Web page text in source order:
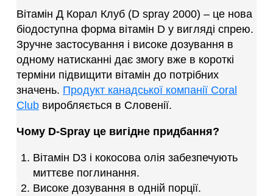
Вітамін Д Корал Клуб (D spray 2000) – це нова
біодоступна форма вітамін D у вигляді спрею.
Зручне застосування і високе дозування в
одному натисканні дає змогу вже в короткі
терміни підвищити вітамін до потрібних
значень. Продукт канадської компанії Coral
Club виробляється в Словенії.
Чому D-Spray це вигідне придбання?
Вітамін D3 і кокосова олія забезпечують
миттєве поглинання.
Високе дозування в одній порції.